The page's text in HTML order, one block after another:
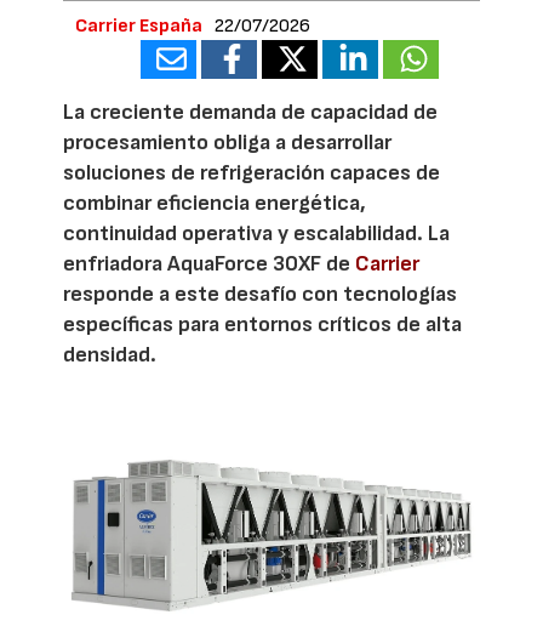
Carrier España 22/07/2026
La creciente demanda de capacidad de
procesamiento obliga a desarrollar
soluciones de refrigeración capaces de
combinar eficiencia energética,
continuidad operativa y escalabilidad. La
enfriadora AquaForce 30XF de Carrier
responde a este desafío con tecnologías
específicas para entornos críticos de alta
densidad.